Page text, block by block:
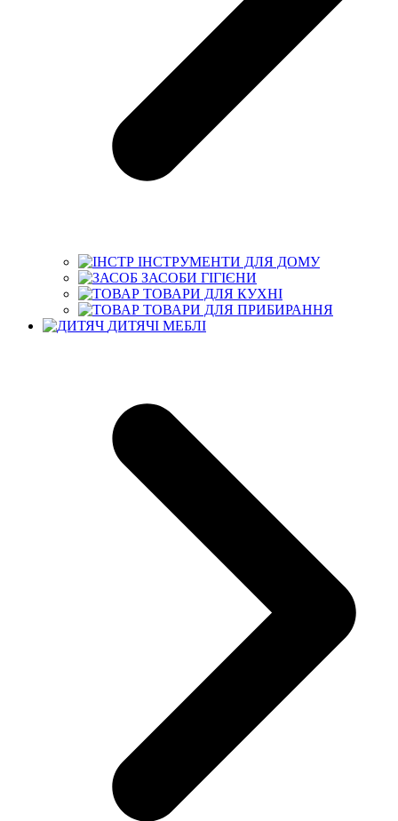
ІНСТРУМЕНТИ ДЛЯ ДОМУ
ЗАСОБИ ГІГІЄНИ
ТОВАРИ ДЛЯ КУХНІ
ТОВАРИ ДЛЯ ПРИБИРАННЯ
ДИТЯЧІ МЕБЛІ